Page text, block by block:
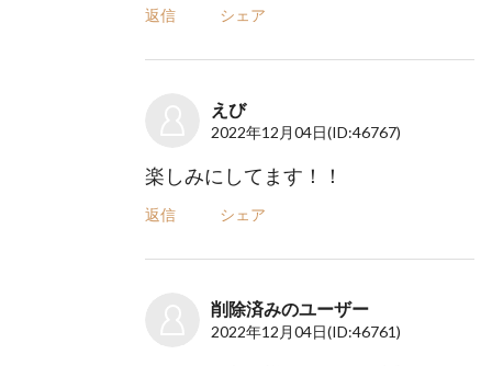
返信 シェア
えび
2022年12月04日(ID:46767)
楽しみにしてます！！
返信 シェア
削除済みのユーザー
2022年12月04日(ID:46761)